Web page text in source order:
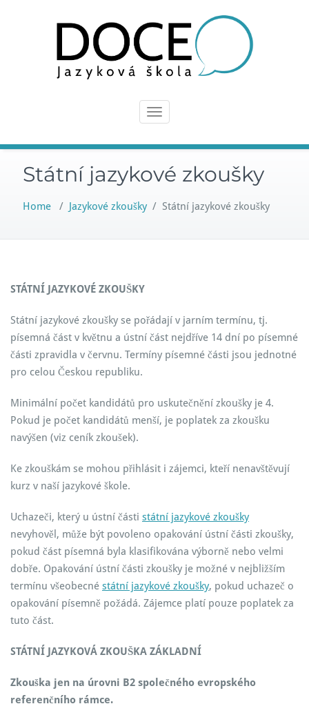
Toggle
Státní jazykové zkoušky
Home / Jazykové zkoušky / Státní jazykové zkoušky
STÁTNÍ JAZYKOVÉ ZKOUŠKY
Státní jazykové zkoušky se pořádají v jarním termínu, tj.
písemná část v květnu a ústní část nejdříve 14 dní po písemné
části zpravidla v červnu. Termíny písemné části jsou jednotné
pro celou Českou republiku.
Minimální počet kandidátů pro uskutečnění zkoušky je 4.
Pokud je počet kandidátů menší, je poplatek za zkoušku
navýšen (viz ceník zkoušek).
Ke zkouškám se mohou přihlásit i zájemci, kteří nenavštěvují
kurz v naší jazykové škole.
Uchazeči, který u ústní části státní jazykové zkoušky
nevyhověl, může být povoleno opakování ústní části zkoušky,
pokud část písemná byla klasifikována výborně nebo velmi
dobře. Opakování ústní části zkoušky je možné v nejbližším
termínu všeobecné státní jazykové zkoušky, pokud uchazeč o
opakování písemně požádá. Zájemce platí pouze poplatek za
tuto část.
STÁTNÍ JAZYKOVÁ ZKOUŠKA ZÁKLADNÍ
Zkouška jen na úrovni B2 společného evropského
referenčního rámce.